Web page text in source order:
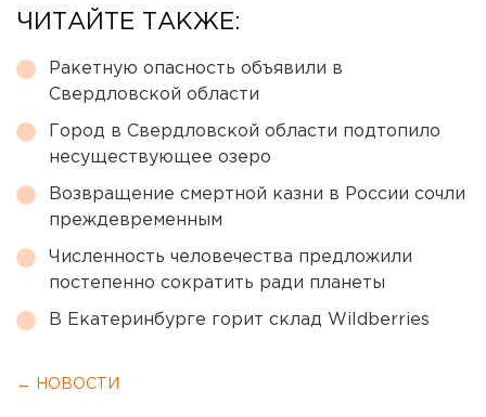
ЧИТАЙТЕ ТАКЖЕ:
Ракетную опасность объявили в
Свердловской области
Город в Свердловской области подтопило
несуществующее озеро
Возвращение смертной казни в России сочли
преждевременным
Численность человечества предложили
постепенно сократить ради планеты
В Екатеринбурге горит склад Wildberries
← НОВОСТИ